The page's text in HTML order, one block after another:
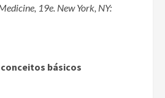
19e. New York, NY:
básicos